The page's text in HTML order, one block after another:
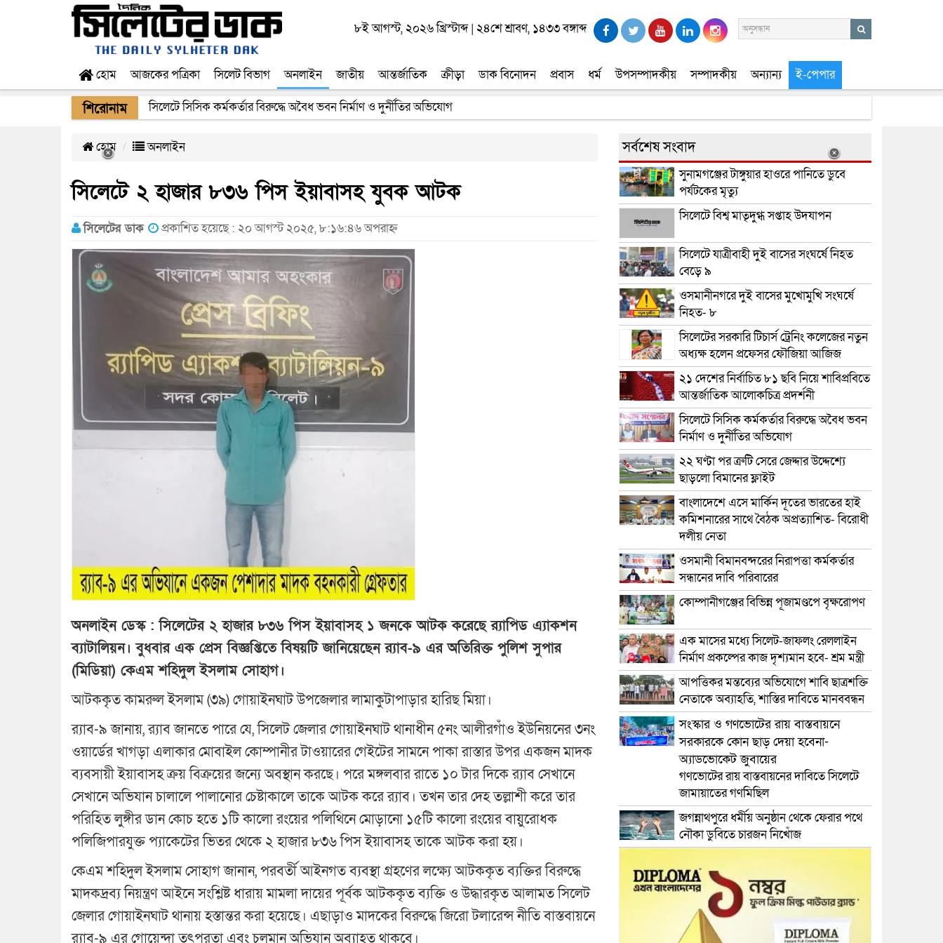
৮ই আগস্ট, ২০২৬ খ্রিস্টাব্দ| ২৪শে শ্রাবণ, ১৪৩৩ বঙ্গাব্দ
হোম আজকের পত্রিকা সিলেট বিভাগ অনলাইন জাতীয় আন্তর্জাতিক ক্রীড়া ডাক বিনোদন প্রবাস ধর্ম উপসম্পাদকীয় সম্পাদকীয় অন্যান্য ই-পেপার
শিরোনাম সিলেটে সিসিক কর্মকর্তার বিরুদ্ধে অবৈধ ভবন নির্মাণ ও দুর্নীতির অভিযোগ
হোম অনলাইন
সিলেটে ২ হাজার ৮৩৬ পিস ইয়াবাসহ যুবক আটক
সিলেটের ডাক প্রকাশিত হয়েছে : ২০ আগস্ট ২০২৫, ৮:১৬:৪৬ অপরাহ্ন
অনলাইন ডেস্ক : সিলেটের ২ হাজার ৮৩৬ পিস ইয়াবাসহ ১ জনকে আটক করেছে র‌্যাপিড এ্যাকশন
ব্যাটালিয়ন। বুধবার এক প্রেস বিজ্ঞপ্তিতে বিষয়টি জানিয়েছেন র‌্যাব-৯ এর অতিরিক্ত পুলিশ সুপার
(মিডিয়া) কেএম শহিদুল ইসলাম সোহাগ।
আটককৃত কামরুল ইসলাম (৩৯) গোয়াইনঘাট উপজেলার লামাকুটাপাড়ার হারিছ মিয়া।
র‌্যাব-৯ জানায়, র‌্যাব জানতে পারে যে, সিলেট জেলার গোয়াইনঘাট থানাধীন ৫নং আলীরগাঁও ইউনিয়নের ৩নং
ওয়ার্ডের খাগড়া এলাকার মোবাইল কোম্পানীর টাওয়ারের গেইটের সামনে পাকা রাস্তার উপর একজন মাদক
ব্যবসায়ী ইয়াবাসহ ক্রয় বিক্রয়ের জন্যে অবস্থান করছে। পরে মঙ্গলবার রাতে ১০ টার দিকে র‌্যাব সেখানে
সেখানে অভিযান চালালে পালানোর চেষ্টাকালে তাকে আটক করে র‌্যাব। তখন তার দেহ তল্লাশী করে তার
পরিহিত লুঙ্গীর ডান কোচ হতে ১টি কালো রংয়ের পলিথিনে মোড়ানো ১৫টি কালো রংয়ের বায়ুরোধক
পলিজিপারযুক্ত প্যাকেটের ভিতর থেকে ২ হাজার ৮৩৬ পিস ইয়াবাসহ তাকে আটক করা হয়।
কেএম শহিদুল ইসলাম সোহাগ জানান, পরবর্তী আইনগত ব্যবস্থা গ্রহণের লক্ষ্যে আটককৃত ব্যক্তির বিরুদ্ধে
মাদকদ্রব্য নিয়ন্ত্রণ আইনে সংশ্লিষ্ট ধারায় মামলা দায়ের পূর্বক আটককৃত ব্যক্তি ও উদ্ধারকৃত আলামত সিলেট
জেলার গোয়াইনঘাট থানায় হস্তান্তর করা হয়েছে। এছাড়াও মাদকের বিরুদ্ধে জিরো টলারেন্স নীতি বাস্তবায়নে
র‌্যাব-৯ এর গোয়েন্দা তৎপরতা এবং চলমান অভিযান অব্যাহত থাকবে।
সর্বশেষ সংবাদ
সুনামগঞ্জের টাঙ্গুয়ার হাওরে পানিতে ডুবে
পর্যটকের মৃত্যু
সিলেটে বিশ্ব মাতৃদুগ্ধ সপ্তাহ উদযাপন
সিলেটে যাত্রীবাহী দুই বাসের সংঘর্ষে নিহত
বেড়ে ৯
ওসমানীনগরে দুই বাসের মুখোমুখি সংঘর্ষে
নিহত- ৮
সিলেটের সরকারি টিচার্স ট্রেনিং কলেজের নতুন
অধ্যক্ষ হলেন প্রফেসর ফৌজিয়া আজিজ
২১ দেশের নির্বাচিত ৮১ ছবি নিয়ে শাবিপ্রবিতে
আন্তর্জাতিক আলোকচিত্র প্রদর্শনী
সিলেটে সিসিক কর্মকর্তার বিরুদ্ধে অবৈধ ভবন
নির্মাণ ও দুর্নীতির অভিযোগ
২২ ঘণ্টা পর ত্রুটি সেরে জেদ্দার উদ্দেশ্যে
ছাড়লো বিমানের ফ্লাইট
বাংলাদেশে এসে মার্কিন দূতের ভারতের হাই
কমিশনারের সাথে বৈঠক অপ্রত্যাশিত- বিরোধী
দলীয় নেতা
ওসমানী বিমানবন্দরের নিরাপত্তা কর্মকর্তার
সন্ধানের দাবি পরিবারের
কোম্পানীগঞ্জের বিভিন্ন পূজামণ্ডপে বৃক্ষরোপণ
এক মাসের মধ্যে সিলেট-জাফলং রেললাইন
নির্মাণ প্রকল্পের কাজ দৃশ্যমান হবে- শ্রম মন্ত্রী
আপত্তিকর মন্তব্যের অভিযোগে শাবি ছাত্রশক্তি
নেতাকে অব্যাহতি, শাস্তির দাবিতে মানববন্ধন
সংস্কার ও গণভোটের রায় বাস্তবায়নে
সরকারকে কোন ছাড় দেয়া হবেনা-
অ্যাডভোকেট জুবায়ের
গণভোটের রায় বাস্তবায়নের দাবিতে সিলেটে
জামায়াতের গণমিছিল
জগন্নাথপুরে ধর্মীয় অনুষ্ঠান থেকে ফেরার পথে
নৌকা ডুবিতে চারজন নিখোঁজ